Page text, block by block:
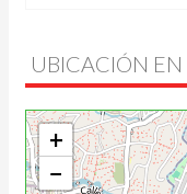
UBICACIÓN EN
+
−